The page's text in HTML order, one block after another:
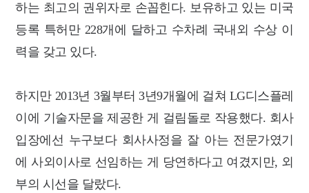
하는 최고의 권위자로 손꼽힌다. 보유하고 있는 미국
등록 특허만 228개에 달하고 수차례 국내외 수상 이
력을 갖고 있다.
하지만 2013년 3월부터 3년9개월에 걸쳐 LG디스플레
이에 기술자문을 제공한 게 걸림돌로 작용했다. 회사
입장에선 누구보다 회사사정을 잘 아는 전문가였기
에 사외이사로 선임하는 게 당연하다고 여겼지만, 외
부의 시선을 달랐다.